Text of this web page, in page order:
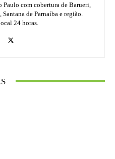
com cobertura de Barueri,
de Parnaíba e região.
24 horas.